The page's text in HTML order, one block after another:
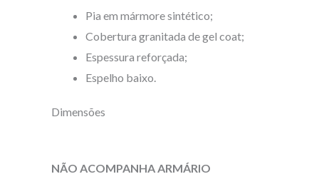
Pia em mármore sintético;
Cobertura granitada de gel coat;
Espessura reforçada;
Espelho baixo.
Dimensões
NÃO ACOMPANHA ARMÁRIO